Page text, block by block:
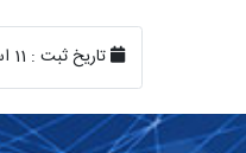
تاریخ ثبت : 11 اسفند 1397